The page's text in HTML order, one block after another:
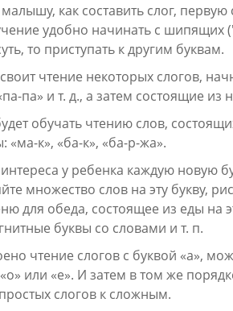
как составить слог, первую
удобно начинать с
то приступать к другим буквам.
чтение некоторых слогов,
па» и т. д., а затем состоящие из
обучать чтению слов,
«ма-к», «ба-к», «ба-р-жа».
у ребенка каждую новую
множество слов на эту букву,
для обеда, состоящее из еды на
буквы со словами и т. п.
чтение слогов с буквой «а»,
или «е». И затем в том же
слогов к сложным.